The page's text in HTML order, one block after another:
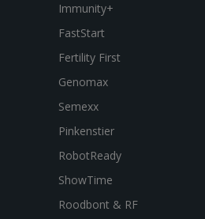
Immunity+
FastStart
Fertility First
Genomax
Semexx
Pinkenstier
RobotReady
ShowTime
Roodbont & RF